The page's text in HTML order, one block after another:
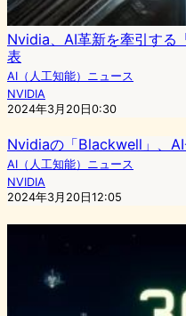
Nvidia、AI革新を牽引する
表
AI（人工知能）ニュース
NVIDIA
2024年3月20日0:30
Nvidiaの「Blackwell」、
AI（人工知能）ニュース
NVIDIA
2024年3月20日12:05